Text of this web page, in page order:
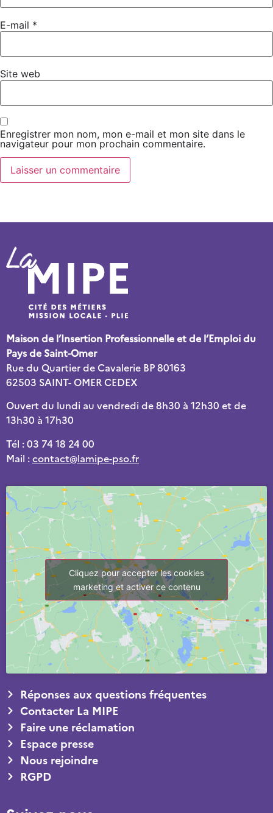
E-mail *
Site web
Enregistrer mon nom, mon e-mail et mon site dans le
navigateur pour mon prochain commentaire.
Maison de l’Insertion Professionnelle et de l’Emploi du
Pays de Saint-Omer
Rue du Quartier de Cavalerie BP 80163
62503 SAINT- OMER CEDEX
Ouvert du lundi au vendredi de 8h30 à 12h30 et de
13h30 à 17h30
Tél : 03 74 18 24 00
Mail :contact@lamipe-pso.fr
Cliquez pour accepter les cookies
marketing et activer ce contenu
Réponses aux questions fréquentes
Contacter La MIPE
Faire une réclamation
Espace presse
Nous rejoindre
RGPD